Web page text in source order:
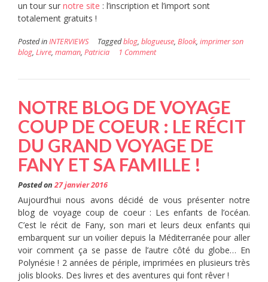
un tour sur notre site : l’inscription et l’import sont
totalement gratuits !
Posted inINTERVIEWS Taggedblog, blogueuse, Blook, imprimer son
blog, Livre, maman, Patricia 1 Comment
NOTRE BLOG DE VOYAGE
COUP DE COEUR : LE RÉCIT
DU GRAND VOYAGE DE
FANY ET SA FAMILLE !
Posted on27 janvier 2016
Aujourd’hui nous avons décidé de vous présenter notre
blog de voyage coup de coeur : Les enfants de l’océan.
C’est le récit de Fany, son mari et leurs deux enfants qui
embarquent sur un voilier depuis la Méditerranée pour aller
voir comment ça se passe de l’autre côté du globe… En
Polynésie ! 2 années de périple, imprimées en plusieurs très
jolis blooks. Des livres et des aventures qui font rêver !